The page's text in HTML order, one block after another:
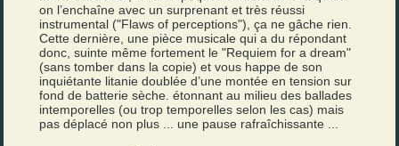
on l’enchaîne avec un surprenant et très réussi
instrumental ("Flaws of perceptions"), ça ne gâche rien.
Cette dernière, une pièce musicale qui a du répondant
donc, suinte même fortement le "Requiem for a dream"
(sans tomber dans la copie) et vous happe de son
inquiétante litanie doublée d’une montée en tension sur
fond de batterie sèche. étonnant au milieu des ballades
intemporelles (ou trop temporelles selon les cas) mais
pas déplacé non plus ... une pause rafraîchissante ...